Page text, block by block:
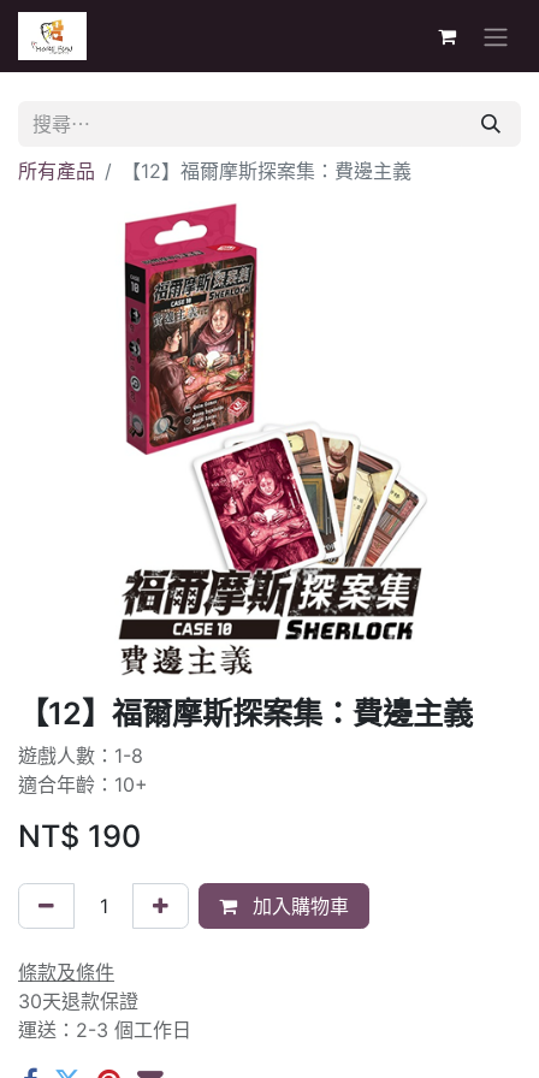
所有產品 【12】福爾摩斯探案集：費邊主義
【12】福爾摩斯探案集：費邊主義
遊戲人數：1-8
適合年齡：10+
NT$ 190
加入購物車
條款及條件
30天退款保證
運送：2-3 個工作日